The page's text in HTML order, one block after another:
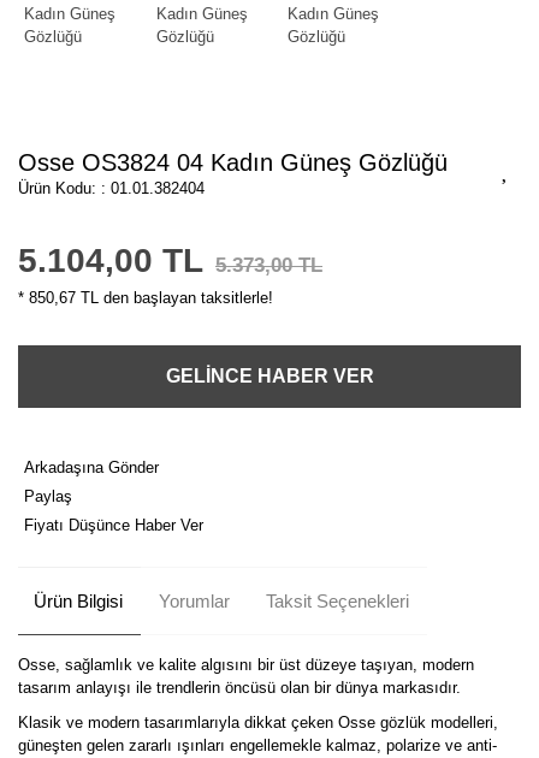
Osse OS3824 04 Kadın Güneş Gözlüğü
Ürün Kodu: : 01.01.382404
5.104,00 TL 5.373,00 TL
* 850,67 TL den başlayan taksitlerle!
GELİNCE HABER VER
Arkadaşına Gönder
Paylaş
Fiyatı Düşünce Haber Ver
Ürün Bilgisi Yorumlar Taksit Seçenekleri
Osse, sağlamlık ve kalite algısını bir üst düzeye taşıyan, modern
tasarım anlayışı ile trendlerin öncüsü olan bir dünya markasıdır.
Klasik ve modern tasarımlarıyla dikkat çeken Osse gözlük modelleri,
güneşten gelen zararlı ışınları engellemekle kalmaz, polarize ve anti-